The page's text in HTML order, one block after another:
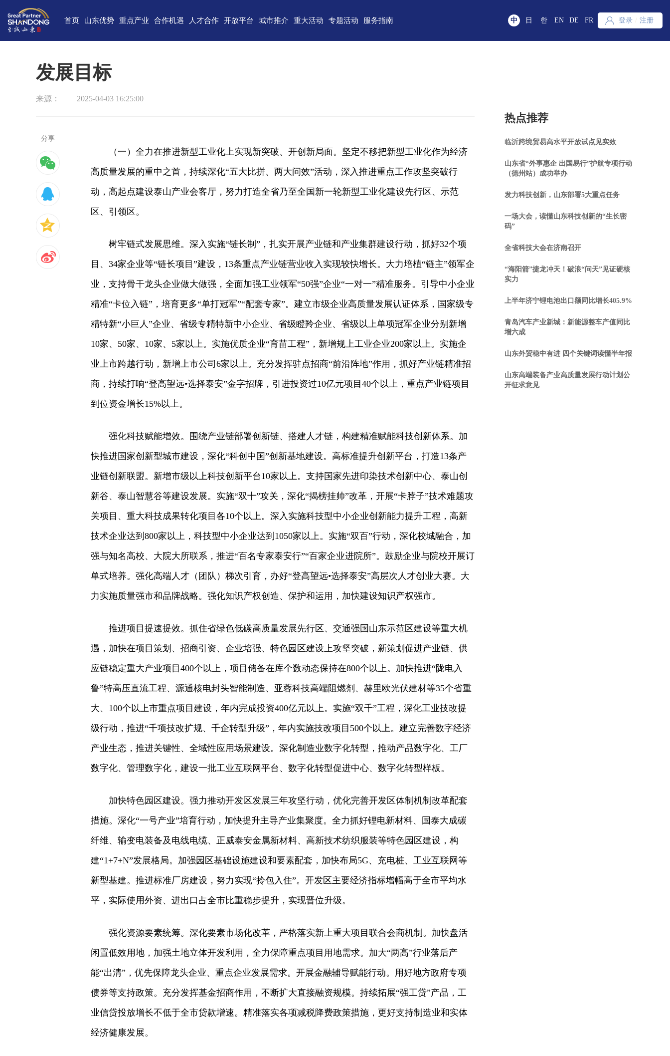
首页 山东优势
独特的区位优势
雄厚的经济基础
完备的产业体系
蓬勃的海洋经济
丰富的人力资源
强大的科技实力
深厚的文化底蕴
宜居的生活环境
重点产业
新一代信息技术 高端装备
新能源
现代海洋
高端化工 现代高效农业
合作机遇
合作项目库
人才合作
人才需求
开放平台
中国(山东)自由贸易试验区
城市推介
济南 青岛
临沂 聊城
滨州 菏泽
重大活动 专题活动
重点区域招商
服务指南
政务服务
中 日 한 EN DE FR 登录 / 注册
发展目标
来源： 2025-04-03 16:25:00
（一）全力在推进新型工业化上实现新突破、开创新局面。坚定不移把新型工业化作为经济
高质量发展的重中之首，持续深化“五大比拼、两大问效”活动，深入推进重点工作攻坚突破行
动，高起点建设泰山产业会客厅，努力打造全省乃至全国新一轮新型工业化建设先行区、示范
区、引领区。
树牢链式发展思维。深入实施“链长制”，扎实开展产业链和产业集群建设行动，抓好32个项
目、34家企业等“链长项目”建设，13条重点产业链营业收入实现较快增长。大力培植“链主”领军企
业，支持骨干龙头企业做大做强，全面加强工业领军“50强”企业“一对一”精准服务。引导中小企业
精准“卡位入链”，培育更多“单打冠军”“配套专家”。建立市级企业高质量发展认证体系，国家级专
精特新“小巨人”企业、省级专精特新中小企业、省级瞪羚企业、省级以上单项冠军企业分别新增
10家、50家、10家、5家以上。实施优质企业“育苗工程”，新增规上工业企业200家以上。实施企
业上市跨越行动，新增上市公司6家以上。充分发挥驻点招商“前沿阵地”作用，抓好产业链精准招
商，持续打响“登高望远•选择泰安”金字招牌，引进投资过10亿元项目40个以上，重点产业链项目
到位资金增长15%以上。
强化科技赋能增效。围绕产业链部署创新链、搭建人才链，构建精准赋能科技创新体系。加
快推进国家创新型城市建设，深化“科创中国”创新基地建设。高标准提升创新平台，打造13条产
业链创新联盟。新增市级以上科技创新平台10家以上。支持国家先进印染技术创新中心、泰山创
新谷、泰山智慧谷等建设发展。实施“双十”攻关，深化“揭榜挂帅”改革，开展“卡脖子”技术难题攻
关项目、重大科技成果转化项目各10个以上。深入实施科技型中小企业创新能力提升工程，高新
技术企业达到800家以上，科技型中小企业达到1050家以上。实施“双百”行动，深化校城融合，加
强与知名高校、大院大所联系，推进“百名专家泰安行”“百家企业进院所”。鼓励企业与院校开展订
单式培养。强化高端人才（团队）梯次引育，办好“登高望远•选择泰安”高层次人才创业大赛。大
力实施质量强市和品牌战略。强化知识产权创造、保护和运用，加快建设知识产权强市。
推进项目提速提效。抓住省绿色低碳高质量发展先行区、交通强国山东示范区建设等重大机
遇，加快在项目策划、招商引资、企业培强、特色园区建设上攻坚突破，新策划促进产业链、供
应链稳定重大产业项目400个以上，项目储备在库个数动态保持在800个以上。加快推进“陇电入
鲁”特高压直流工程、源通核电封头智能制造、亚蓉科技高端阻燃剂、赫里欧光伏建材等35个省重
大、100个以上市重点项目建设，年内完成投资400亿元以上。实施“双千”工程，深化工业技改提
级行动，推进“千项技改扩规、千企转型升级”，年内实施技改项目500个以上。建立完善数字经济
产业生态，推进关键性、全域性应用场景建设。深化制造业数字化转型，推动产品数字化、工厂
数字化、管理数字化，建设一批工业互联网平台、数字化转型促进中心、数字化转型样板。
加快特色园区建设。强力推动开发区发展三年攻坚行动，优化完善开发区体制机制改革配套
措施。深化“一号产业”培育行动，加快提升主导产业集聚度。全力抓好锂电新材料、国泰大成碳
纤维、输变电装备及电线电缆、正威泰安金属新材料、高新技术纺织服装等特色园区建设，构
建“1+7+N”发展格局。加强园区基础设施建设和要素配套，加快布局5G、充电桩、工业互联网等
新型基建。推进标准厂房建设，努力实现“拎包入住”。开发区主要经济指标增幅高于全市平均水
平，实际使用外资、进出口占全市比重稳步提升，实现晋位升级。
强化资源要素统筹。深化要素市场化改革，严格落实新上重大项目联合会商机制。加快盘活
闲置低效用地，加强土地立体开发利用，全力保障重点项目用地需求。加大“两高”行业落后产
能“出清”，优先保障龙头企业、重点企业发展需求。开展金融辅导赋能行动。用好地方政府专项
债券等支持政策。充分发挥基金招商作用，不断扩大直接融资规模。持续拓展“强工贷”产品，工
业信贷投放增长不低于全市贷款增速。精准落实各项减税降费政策措施，更好支持制造业和实体
经济健康发展。
分享
热点推荐
临沂跨境贸易高水平开放试点见实效
山东省“外事惠企 出国易行”护航专项行动
（德州站）成功举办
发力科技创新，山东部署5大重点任务
一场大会，读懂山东科技创新的“生长密
码”
全省科技大会在济南召开
“海阳箭”捷龙冲天！破浪“问天”见证硬核
实力
上半年济宁锂电池出口额同比增长405.9%
青岛汽车产业新城：新能源整车产值同比
增六成
山东外贸稳中有进 四个关键词读懂半年报
山东高端装备产业高质量发展行动计划公
开征求意见